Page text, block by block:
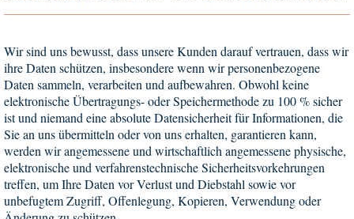
Wir sind uns bewusst, dass unsere Kunden darauf vertrauen, dass wir
ihre Daten schützen, insbesondere wenn wir personenbezogene
Daten sammeln, verarbeiten und aufbewahren. Obwohl keine
elektronische Übertragungs- oder Speichermethode zu 100 % sicher
ist und niemand eine absolute Datensicherheit für Informationen, die
Sie an uns übermitteln oder von uns erhalten, garantieren kann,
werden wir angemessene und wirtschaftlich angemessene physische,
elektronische und verfahrenstechnische Sicherheitsvorkehrungen
treffen, um Ihre Daten vor Verlust und Diebstahl sowie vor
unbefugtem Zugriff, Offenlegung, Kopieren, Verwendung oder